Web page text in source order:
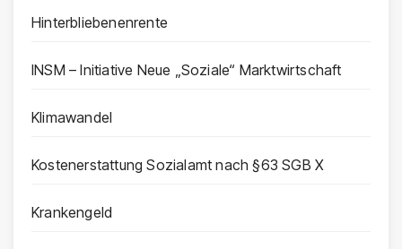
Hinterbliebenenrente
INSM – Initiative Neue „Soziale“ Marktwirtschaft
Klimawandel
Kostenerstattung Sozialamt nach §63 SGB X
Krankengeld